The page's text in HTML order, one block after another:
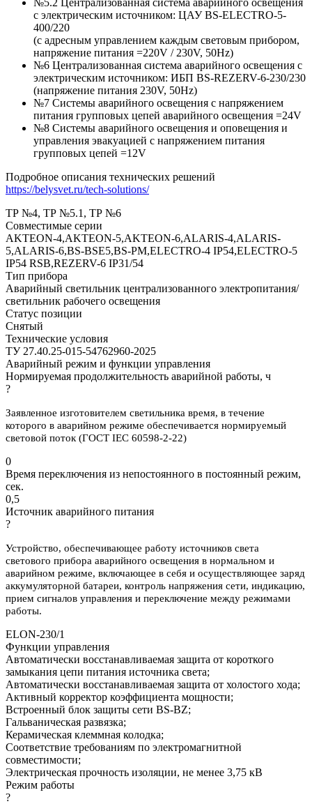
№5.2 Централизованная система аварийного освещения
с электрическим источником: ЦАУ BS-ELEСTRO-5-
400/220
(c адресным управлением каждым световым прибором,
напряжение питания =220V / 230V, 50Hz)
№6 Централизованная система аварийного освещения с
электрическим источником: ИБП BS-REZERV-6-230/230
(напряжение питания 230V, 50Hz)
№7 Системы аварийного освещения с напряжением
питания групповых цепей аварийного освещения =24V
№8 Системы аварийного освещения и оповещения и
управления эвакуацией с напряжением питания
групповых цепей =12V
Подробное описания технических решений
https://belysvet.ru/tech-solutions/
ТР №4, ТР №5.1, ТР №6
Совместимые серии
AKTEON-4,AKTEON-5,AKTEON-6,ALARIS-4,ALARIS-
5,ALARIS-6,BS-BSE5,BS-PM,ELECTRO-4 IP54,ELECTRO-5
IP54 RSB,REZERV-6 IP31/54
Тип прибора
Аварийный светильник централизованного электропитания/
светильник рабочего освещения
Статус позиции
Снятый
Технические условия
ТУ 27.40.25-015-54762960-2025
Аварийный режим и функции управления
Нормируемая продолжительность аварийной работы, ч
?
Заявленное изготовителем светильника время, в течение
которого в аварийном режиме обеспечивается нормируемый
световой поток (ГОСТ IEC 60598-2-22)
0
Время переключения из непостоянного в постоянный режим,
сек.
0,5
Источник аварийного питания
?
Устройство, обеспечивающее работу источников света
светового прибора аварийного освещения в нормальном и
аварийном режиме, включающее в себя и осуществляющее заряд
аккумуляторной батареи, контроль напряжения сети, индикацию,
прием сигналов управления и переключение между режимами
работы.
ELON-230/1
Функции управления
Автоматически восстанавливаемая защита от короткого
замыкания цепи питания источника света;
Автоматически восстанавливаемая защита от холостого хода;
Активный корректор коэффициента мощности;
Встроенный блок защиты сети BS-BZ;
Гальваническая развязка;
Керамическая клеммная колодка;
Соответствие требованиям по электромагнитной
совместимости;
Электрическая прочность изоляции, не менее 3,75 кВ
Режим работы
?